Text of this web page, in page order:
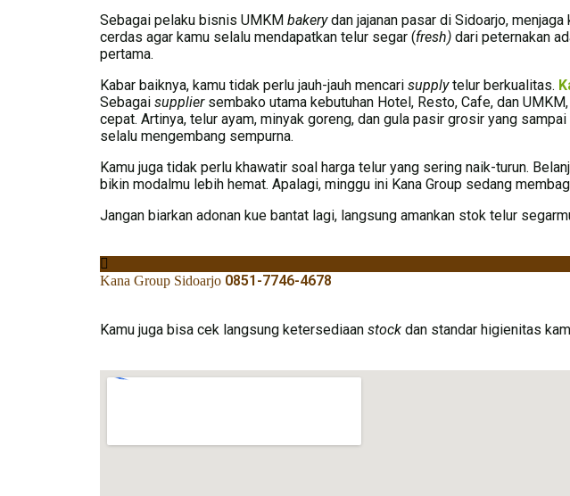
Sebagai pelaku bisnis UMKM bakerydan jajanan pasar di Sidoarjo,
cerdas agar kamu selalu mendapatkan telur segar (fresh) dari peternakan
pertama.
Kabar baiknya, kamu tidak perlu jauh-jauh mencari supplytelur berkualitas.
Sebagai suppliersembako utama kebutuhan Hotel, Resto, Cafe, dan
cepat. Artinya, telur ayam, minyak goreng, dan gula pasir grosir yang
selalu mengembang sempurna.
Kamu juga tidak perlu khawatir soal harga telur yang sering naik-turun.
bikin modalmu lebih hemat. Apalagi, minggu ini Kana Group sedang
Jangan biarkan adonan kue bantat lagi, langsung amankan stok telur
Kana Group Sidoarjo 0851-7746-4678
Kamu juga bisa cek langsung ketersediaan stock dan standar higienitas